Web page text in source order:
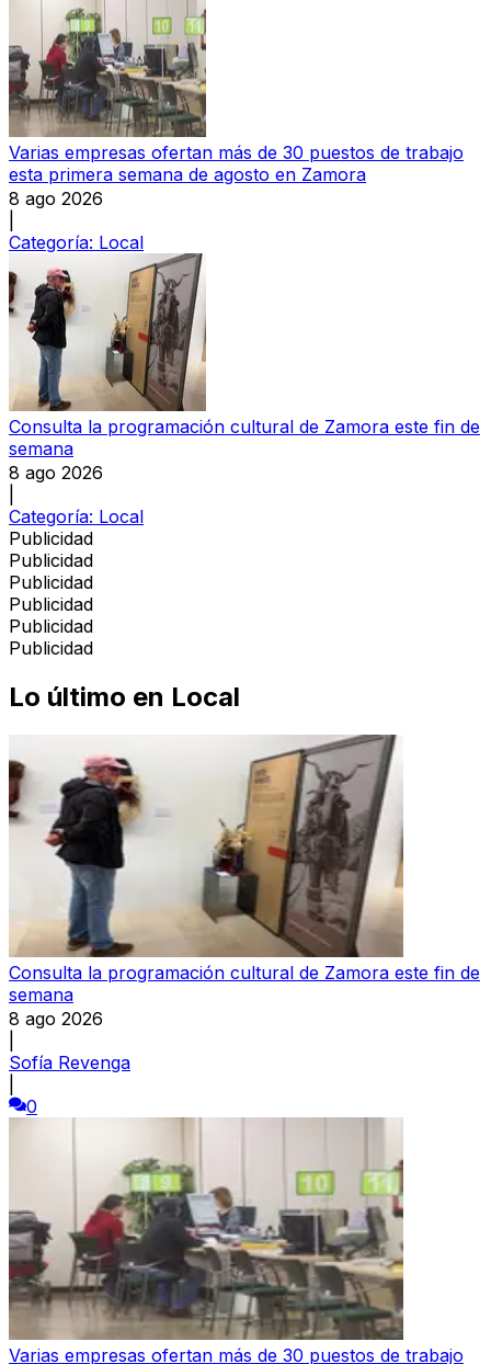
Varias empresas ofertan más de 30 puestos de trabajo
esta primera semana de agosto en Zamora
8 ago 2026
Categoría: Local
Consulta la programación cultural de Zamora este fin de
semana
8 ago 2026
Categoría: Local
Publicidad
Publicidad
Publicidad
Publicidad
Publicidad
Publicidad
Lo último en Local
Consulta la programación cultural de Zamora este fin de
semana
8 ago 2026
Sofía Revenga
0
Varias empresas ofertan más de 30 puestos de trabajo